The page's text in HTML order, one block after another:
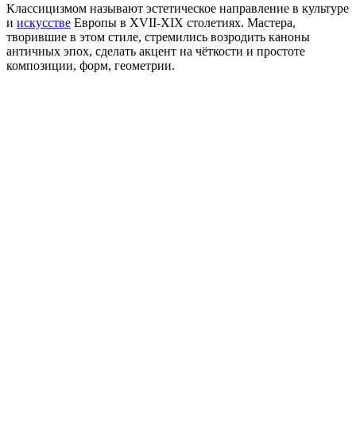
Классицизмом называют эстетическое направление в культуре
и искусстве Европы в XVII-XIX столетиях. Мастера,
творившие в этом стиле, стремились возродить каноны
античных эпох, сделать акцент на чёткости и простоте
композиции, форм, геометрии.